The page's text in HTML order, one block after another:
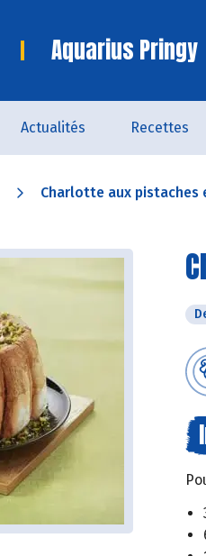
Aquarius Pringy
Actualités Recettes
Charlotte aux pistaches